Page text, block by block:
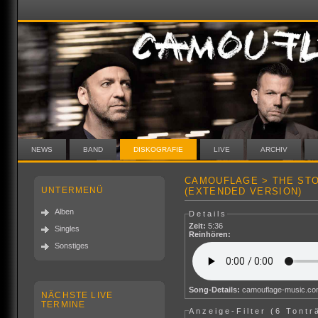
NEWS BAND DISKOGRAFIE LIVE ARCHIV
UNTERMENÜ
Alben
Singles
Sonstiges
NÄCHSTE LIVE
TERMINE
CAMOUFLAGE > THE
(EXTENDED VERSION)
Details
Zeit: 5:36
Reinhören:
Song-Details: camouflage-
Anzeige-Filter (6